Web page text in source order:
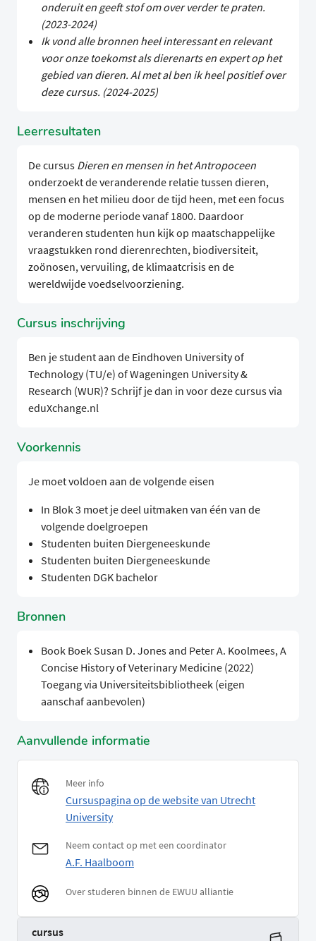
onderuit en geeft stof om over verder te praten.
(2023-2024)
Ik vond alle bronnen heel interessant en relevant
voor onze toekomst als dierenarts en expert op het
gebied van dieren. Al met al ben ik heel positief over
deze cursus. (2024-2025)
Leerresultaten
De cursus Dieren en mensen in het Antropoceen
onderzoekt de veranderende relatie tussen dieren,
mensen en het milieu door de tijd heen, met een focus
op de moderne periode vanaf 1800. Daardoor
veranderen studenten hun kijk op maatschappelijke
vraagstukken rond dierenrechten, biodiversiteit,
zoönosen, vervuiling, de klimaatcrisis en de
wereldwijde voedselvoorziening.
Cursus inschrijving
Ben je student aan de Eindhoven University of
Technology (TU/e) of Wageningen University &
Research (WUR)? Schrijf je dan in voor deze cursus via
eduXchange.nl
Voorkennis
Je moet voldoen aan de volgende eisen
In Blok 3 moet je deel uitmaken van één van de
volgende doelgroepen
Studenten buiten Diergeneeskunde
Studenten buiten Diergeneeskunde
Studenten DGK bachelor
Bronnen
Book Boek Susan D. Jones and Peter A. Koolmees, A
Concise History of Veterinary Medicine (2022)
Toegang via Universiteitsbibliotheek (eigen
aanschaf aanbevolen)
Aanvullende informatie
Meer info
Cursuspagina op de website van Utrecht
University
Neem contact op met een coordinator
A.F. Haalboom
Over studeren binnen de EWUU alliantie
cursus